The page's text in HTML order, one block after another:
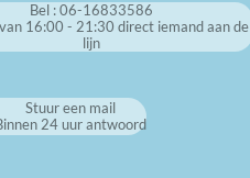
Bel : 06-16833586
16:00 - 21:30 direct iemand aan de
lijn
Stuur een mail
24 uur antwoord